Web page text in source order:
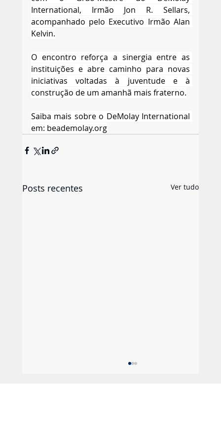
International, Irmão Jon R. Sellars,
acompanhado pelo Executivo Irmão Alan
Kelvin.
O encontro reforça a sinergia entre as
instituições e abre caminho para novas
iniciativas voltadas à juventude e à
construção de um amanhã mais fraterno.
Saiba mais sobre o DeMolay International
em: beademolay.org
Posts recentes Ver tudo